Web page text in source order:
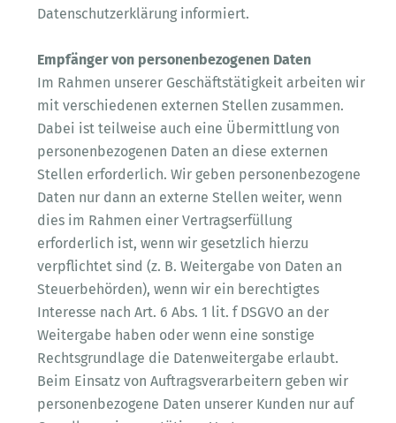
Datenschutzerklärung informiert.
Empfänger von personenbezogenen Daten
Im Rahmen unserer Geschäftstätigkeit arbeiten wir
mit verschiedenen externen Stellen zusammen.
Dabei ist teilweise auch eine Übermittlung von
personenbezogenen Daten an diese externen
Stellen erforderlich. Wir geben personenbezogene
Daten nur dann an externe Stellen weiter, wenn
dies im Rahmen einer Vertragserfüllung
erforderlich ist, wenn wir gesetzlich hierzu
verpflichtet sind (z. B. Weitergabe von Daten an
Steuerbehörden), wenn wir ein berechtigtes
Interesse nach Art. 6 Abs. 1 lit. f DSGVO an der
Weitergabe haben oder wenn eine sonstige
Rechtsgrundlage die Datenweitergabe erlaubt.
Beim Einsatz von Auftragsverarbeitern geben wir
personenbezogene Daten unserer Kunden nur auf